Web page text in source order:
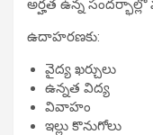
అర్హత ఉన్న సందర్భాల్లో
ఉదాహరణకు:
వైద్య ఖర్చులు
ఉన్నత విద్య
వివాహం
ఇల్లు కొనుగోలు